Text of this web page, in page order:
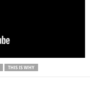
THIS IS WHY